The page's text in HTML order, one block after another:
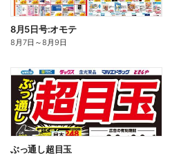
8月5日号:オモテ
8月7日 ～8月9日
ぶっ通し超目玉